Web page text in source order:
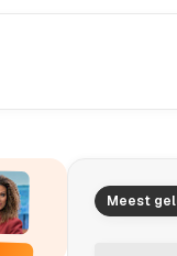
Meest